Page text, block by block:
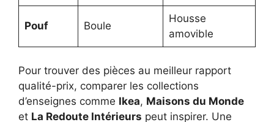
Pouf Boule
Housse
amovible
Pour trouver des pièces au meilleur rapport
qualité-prix, comparer les collections
d’enseignes comme Ikea, Maisons du Monde
et La Redoute Intérieurs peut inspirer. Une